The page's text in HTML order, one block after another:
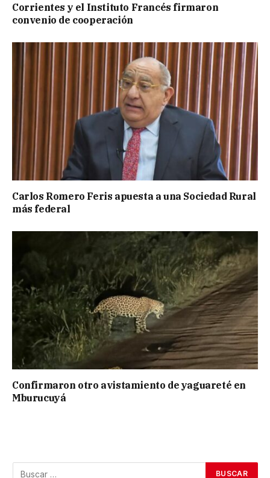
Corrientes y el Instituto Francés firmaron
convenio de cooperación
Carlos Romero Feris apuesta a una Sociedad Rural
más federal
Confirmaron otro avistamiento de yaguareté en
Mburucuyá